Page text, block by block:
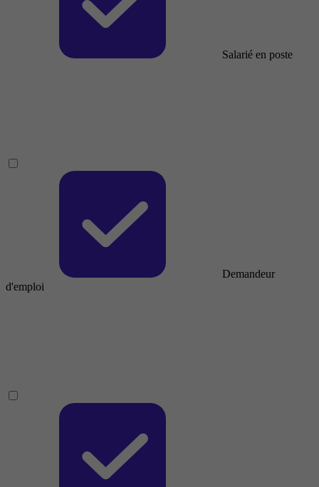
Salarié en poste
Demandeur
d'emploi